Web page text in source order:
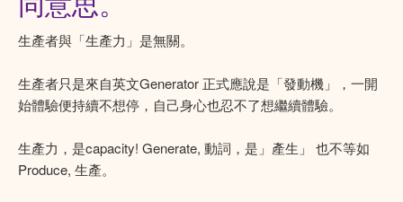
生產者與「生產力」是無關。
生產者只是來自英文Generator 正式應說是「發動機」，一開
始體驗便持續不想停，自己身心也忍不了想繼續體驗。
生產力，是capacity! Generate, 動詞，是」產生」 也不等如
Produce, 生產。